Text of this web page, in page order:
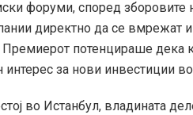
форуми, според
директно да се вмрежат и
потенцираше дека
интерес за нови инвестиции
во Истанбул, владината